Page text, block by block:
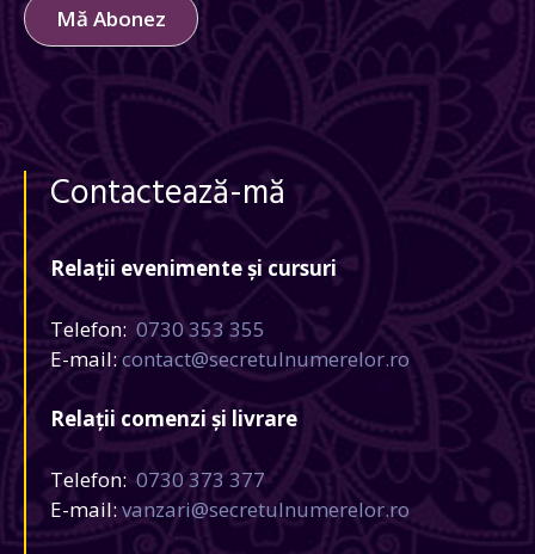
Mă Abonez
Contactează-mă
Relații evenimente și cursuri
Telefon: 0730 353 355
E-mail:contact@secretulnumerelor.ro
Relații comenzi și livrare
Telefon:0730 373 377
E-mail:vanzari@secretulnumerelor.ro